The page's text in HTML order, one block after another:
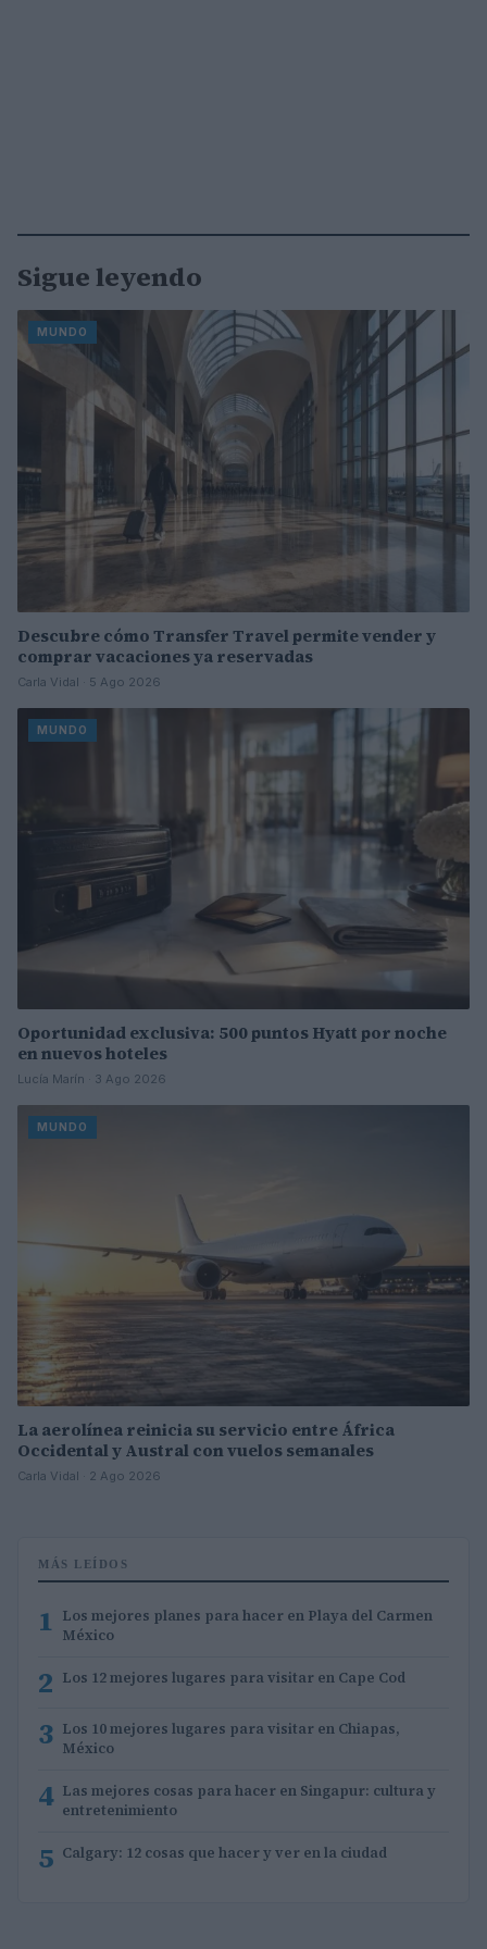
Sigue leyendo
MUNDO
Descubre cómo Transfer Travel permite vender y
comprar vacaciones ya reservadas
Carla Vidal · 5 Ago 2026
MUNDO
Oportunidad exclusiva: 500 puntos Hyatt por noche
en nuevos hoteles
Lucía Marín · 3 Ago 2026
MUNDO
La aerolínea reinicia su servicio entre África
Occidental y Austral con vuelos semanales
Carla Vidal · 2 Ago 2026
MÁS LEÍDOS
1 Los mejores planes para hacer en Playa del Carmen
México
2 Los 12 mejores lugares para visitar en Cape Cod
3 Los 10 mejores lugares para visitar en Chiapas,
México
4 Las mejores cosas para hacer en Singapur: cultura y
entretenimiento
5 Calgary: 12 cosas que hacer y ver en la ciudad